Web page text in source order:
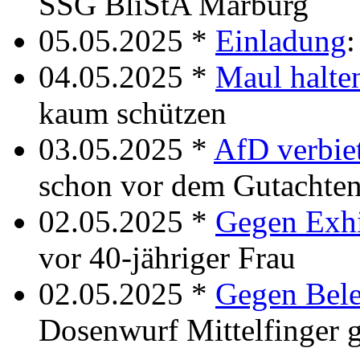
05.05.2025 * Einladung
04.05.2025 * Maul
kaum schützen
03.05.2025 * AfD
schon vor dem
02.05.2025 * Gegen
vor 40-jähriger Frau
02.05.2025 * Gegen
Dosenwurf Mittelfinger